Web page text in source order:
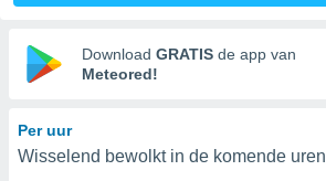
op basis
Download GRATIS de app van
Meteored!
Per uur
Wisselend bewolkt in de komende uren